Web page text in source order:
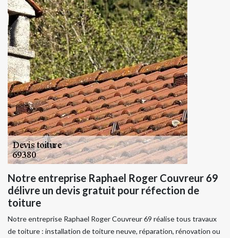
Notre entreprise Raphael Roger Couvreur 69
délivre un devis gratuit pour réfection de
toiture
Notre entreprise Raphael Roger Couvreur 69 réalise tous travaux
de toiture : installation de toiture neuve, réparation, rénovation ou